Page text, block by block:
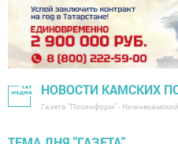
НОВОСТИ КАМСКИХ
Газета "Посинформ" -